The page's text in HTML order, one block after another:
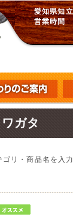
愛知県知
営業時間
ガタ
リ・商品名を入